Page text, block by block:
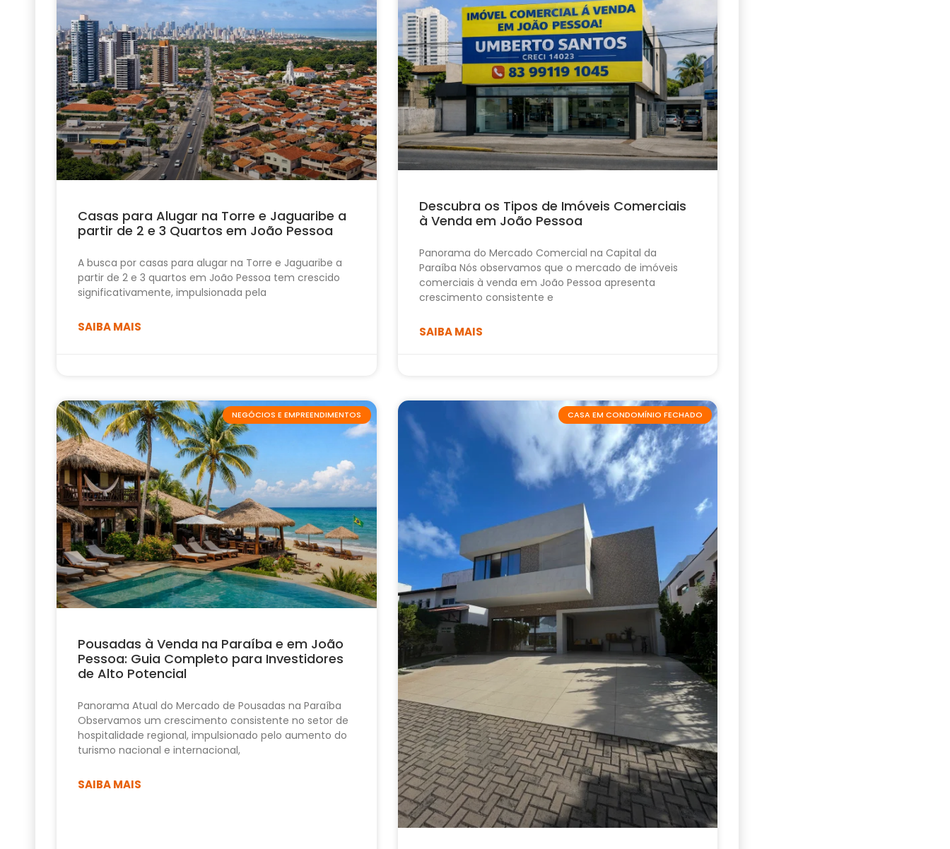
Casas para Alugar na Torre e Jaguaribe a
partir de 2 e 3 Quartos em João Pessoa
A busca por casas para alugar na Torre e Jaguaribe a
partir de 2 e 3 quartos em João Pessoa tem crescido
significativamente, impulsionada pela
SAIBA MAIS
Descubra os Tipos de Imóveis Comerciais
à Venda em João Pessoa
Panorama do Mercado Comercial na Capital da
Paraíba Nós observamos que o mercado de imóveis
comerciais à venda em João Pessoa apresenta
crescimento consistente e
SAIBA MAIS
NEGÓCIOS E EMPREENDIMENTOS
Pousadas à Venda na Paraíba e em João
Pessoa: Guia Completo para Investidores
de Alto Potencial
Panorama Atual do Mercado de Pousadas na Paraíba
Observamos um crescimento consistente no setor de
hospitalidade regional, impulsionado pelo aumento do
turismo nacional e internacional,
SAIBA MAIS
CASA EM CONDOMÍNIO FECHADO